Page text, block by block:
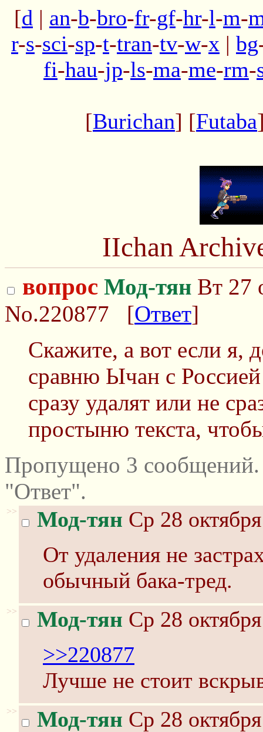
[d | an-b-bro-fr-gf-hr-l-m-
r-s-sci-sp-t-tran-tv-w-x | bg
fi-hau-jp-ls-ma-me-rm-
[Burichan] [Futaba
IIchan
вопрос Мод-тян Вт 27
No.220877 [Ответ]
Скажите, а вот если я,
сравню Ычан с
сразу удалят или не
простыню текста,
Пропущено 3
"Ответ".
>> Мод-тян Ср 28
От удаления не
обычный бака-тред.
>> Мод-тян Ср 28
>>220877
Лучше не стоит
>> Мод-тян Ср 28